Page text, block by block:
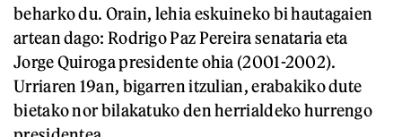
beharko du. Orain, lehia eskuineko bi hautagaien
artean dago: Rodrigo Paz Pereira senataria eta
Jorge Quiroga presidente ohia (2001-2002).
Urriaren 19an, bigarren itzulian, erabakiko dute
bietako nor bilakatuko den herrialdeko hurrengo